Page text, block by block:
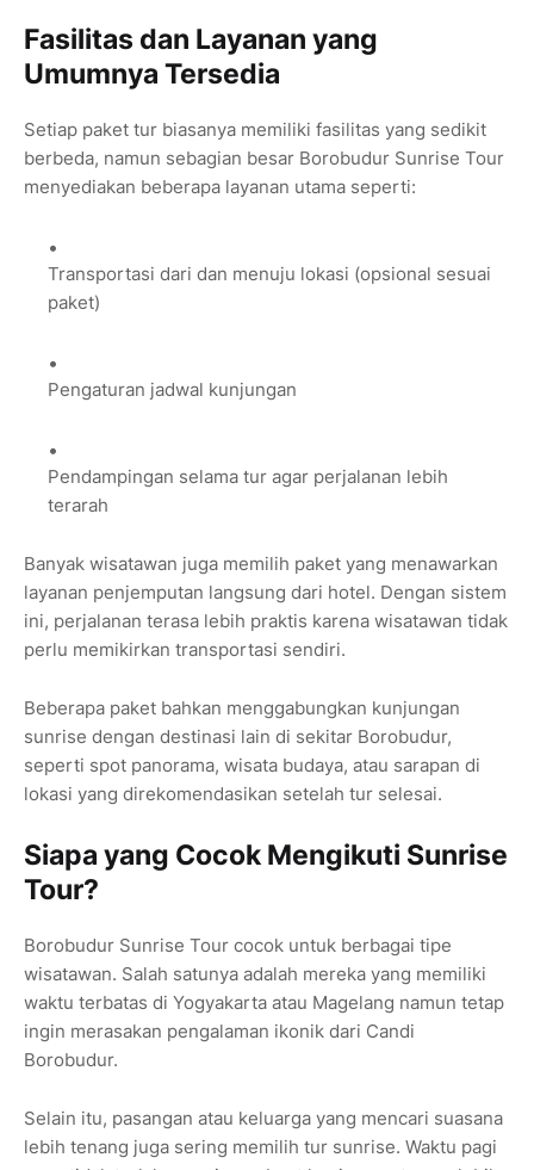
Fasilitas dan Layanan yang
Umumnya Tersedia
Setiap paket tur biasanya memiliki fasilitas yang sedikit
berbeda, namun sebagian besar Borobudur Sunrise Tour
menyediakan beberapa layanan utama seperti:
Transportasi dari dan menuju lokasi (opsional sesuai
paket)
Pengaturan jadwal kunjungan
Pendampingan selama tur agar perjalanan lebih
terarah
Banyak wisatawan juga memilih paket yang menawarkan
layanan penjemputan langsung dari hotel. Dengan sistem
ini, perjalanan terasa lebih praktis karena wisatawan tidak
perlu memikirkan transportasi sendiri.
Beberapa paket bahkan menggabungkan kunjungan
sunrise dengan destinasi lain di sekitar Borobudur,
seperti spot panorama, wisata budaya, atau sarapan di
lokasi yang direkomendasikan setelah tur selesai.
Siapa yang Cocok Mengikuti Sunrise
Tour?
Borobudur Sunrise Tour cocok untuk berbagai tipe
wisatawan. Salah satunya adalah mereka yang memiliki
waktu terbatas di Yogyakarta atau Magelang namun tetap
ingin merasakan pengalaman ikonik dari Candi
Borobudur.
Selain itu, pasangan atau keluarga yang mencari suasana
lebih tenang juga sering memilih tur sunrise. Waktu pagi